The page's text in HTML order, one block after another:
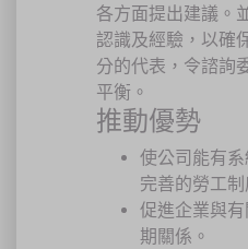
各方面提出建議。
認識及經驗，以確
分的代表，令諮詢
平衡。
推動優勢
使公司能有
完善的勞工制
促進企業與
期關係。
📍 上課地
祐昕技術股份有限公
40458 臺中市北區
主辦單位
技術協辦
防爆安全
協辦單位
三左興業
🚗 交通
🚄 建議搭乘高鐵至
🚘 停車位有限，建議
🌱 大眾運輸每人每公